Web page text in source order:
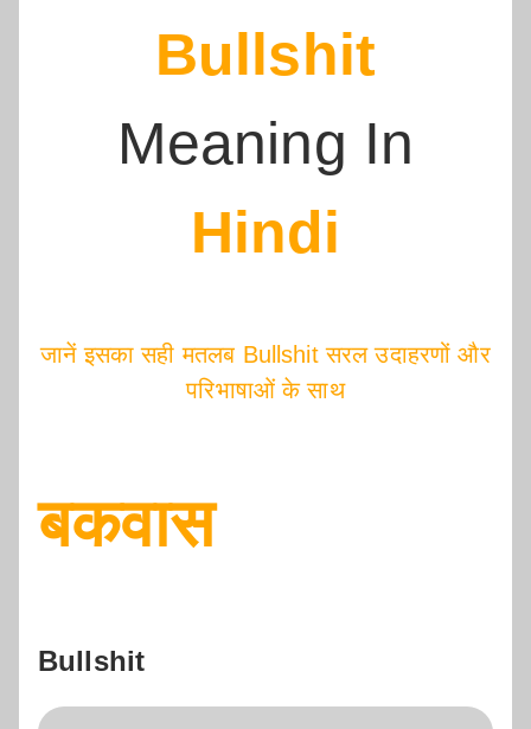
Bullshit
Meaning In
Hindi
जानें इसका सही मतलब Bullshit सरल उदाहरणों और
परिभाषाओं के साथ
बकवास
Bullshit